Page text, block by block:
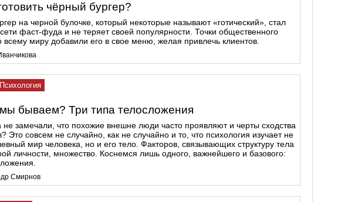
чёрный бургер?
на черной булочке, который некоторые называют «готический», стал
фаст-фуда и не теряет своей популярности. Точки общественного
всему миру добавили его в свое меню, желая привлечь клиентов.
Психология
бываем? Три типа телосложения
не замечали, что похожие внешне люди часто проявляют и черты сходства
Это совсем не случайно, как не случайно и то, что психология изучает не
мир человека, но и его тело. Факторов, связывающих структуру тела
личности, множество. Коснемся лишь одного, важнейшего и базового:
Смирнов